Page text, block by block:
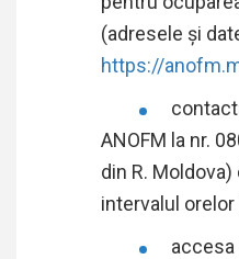
(adresele și
https://
ANOFM la nr.
din R.
intervalul orelor
accesa